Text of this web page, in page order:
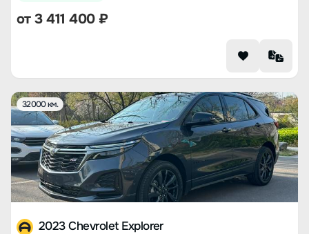
от3 411 400₽
32000 км.
2023 Chevrolet Explorer